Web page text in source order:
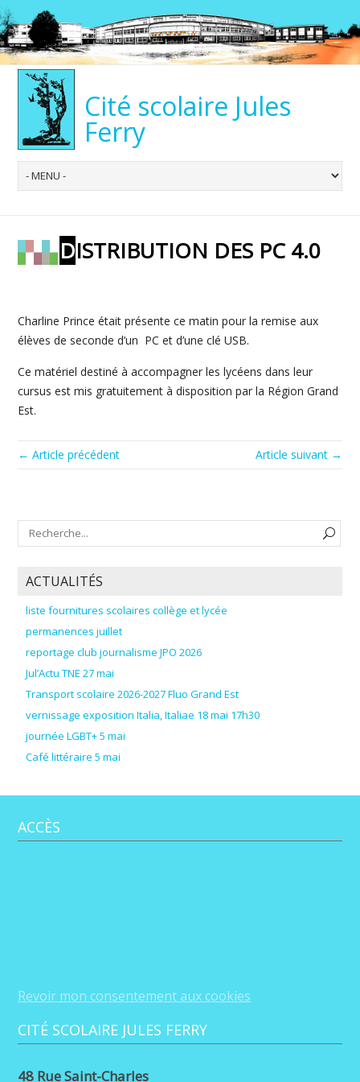
Cité scolaire Jules
Ferry
DISTRIBUTION DES PC 4.0
Charline Prince était présente ce matin pour la remise aux
élèves de seconde d’un PC et d’une clé USB.
Ce matériel destiné à accompagner les lycéens dans leur
cursus est mis gratuitement à disposition par la Région Grand
Est.
← Article précédent Article suivant →
ACTUALITÉS
liste fournitures scolaires collège et lycée
permanences juillet
reportage club journalisme JPO 2026
Jul’Actu TNE 27 mai
Transport scolaire 2026-2027 Fluo Grand Est
vernissage exposition Italia, Italiae 18 mai 17h30
journée LGBT+ 5 mai
Café littéraire 5 mai
ACCÈS
Revoir mon consentement aux cookies
CITÉ SCOLAIRE JULES FERRY
48 Rue Saint-Charles